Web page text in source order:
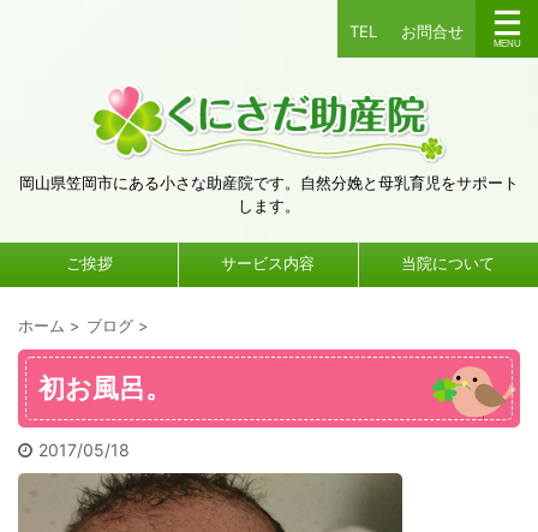
TEL お問合せ
岡山県笠岡市にある小さな助産院です。自然分娩と母乳育児をサポート
します。
ご挨拶 サービス内容 当院について
ホーム > ブログ >
初お風呂。
2017/05/18